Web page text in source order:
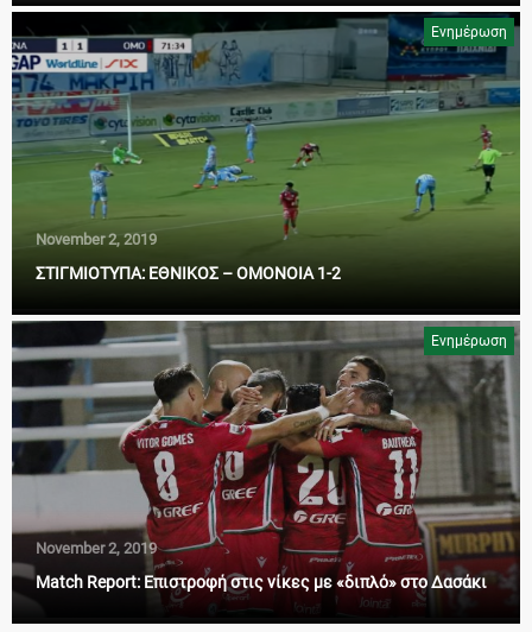
Ενημέρωση
November 2, 2019
ΣΤΙΓΜΙΟΤΥΠΑ: ΕΘΝΙΚΟΣ – ΟΜΟΝΟΙΑ 1-2
Ενημέρωση
November 2, 2019
Match Report: Επιστροφή στις νίκες με «διπλό» στο Δασάκι